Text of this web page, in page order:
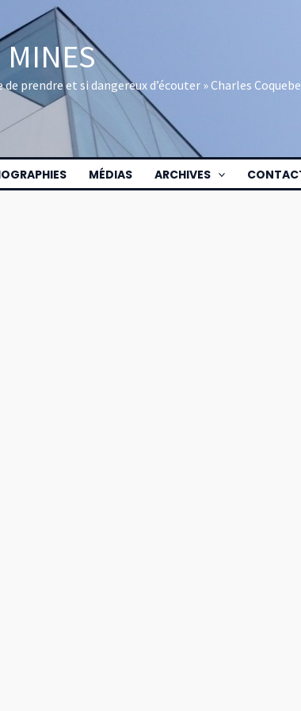
MINES
de prendre et si dangereux d’écouter » Charles
MÉDIAS ARCHIVES